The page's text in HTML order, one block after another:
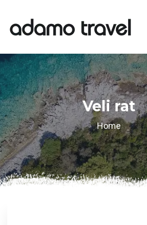
Veli rat
Home